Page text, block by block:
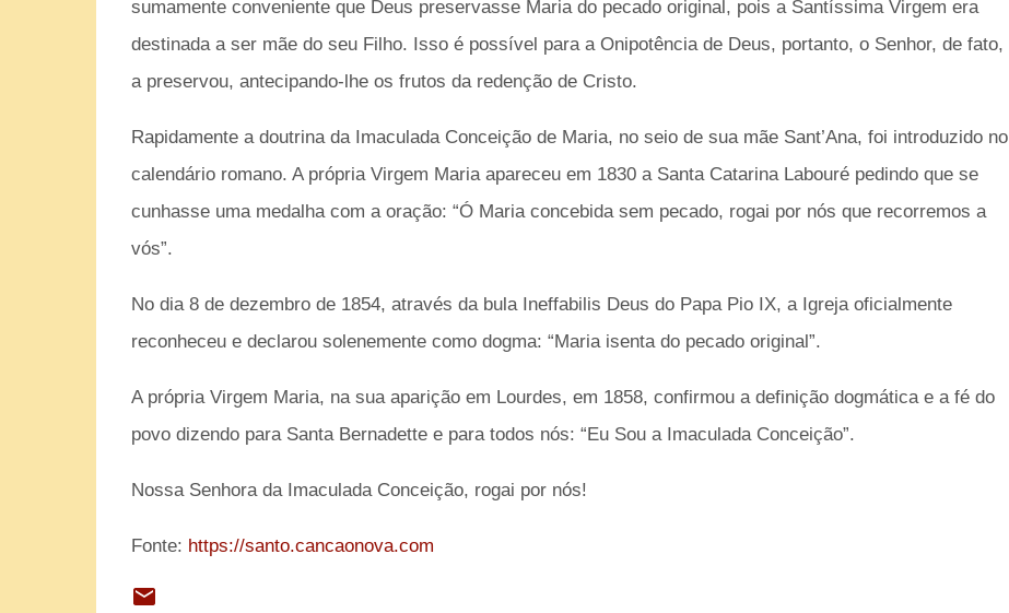
sumamente conveniente que Deus preservasse Maria do pecado original, pois a Santíssima Virgem era
destinada a ser mãe do seu Filho. Isso é possível para a Onipotência de Deus, portanto, o Senhor, de fato,
a preservou, antecipando-lhe os frutos da redenção de Cristo.
Rapidamente a doutrina da Imaculada Conceição de Maria, no seio de sua mãe Sant’Ana, foi introduzido no
calendário romano. A própria Virgem Maria apareceu em 1830 a Santa Catarina Labouré pedindo que se
cunhasse uma medalha com a oração: “Ó Maria concebida sem pecado, rogai por nós que recorremos a
vós”.
No dia 8 de dezembro de 1854, através da bula Ineffabilis Deus do Papa Pio IX, a Igreja oficialmente
reconheceu e declarou solenemente como dogma: “Maria isenta do pecado original”.
A própria Virgem Maria, na sua aparição em Lourdes, em 1858, confirmou a definição dogmática e a fé do
povo dizendo para Santa Bernadette e para todos nós: “Eu Sou a Imaculada Conceição”.
Nossa Senhora da Imaculada Conceição, rogai por nós!
Fonte: https://santo.cancaonova.com